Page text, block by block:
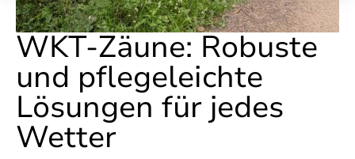
WKT-Zäune: Robuste
und pflegeleichte
Lösungen für jedes
Wetter